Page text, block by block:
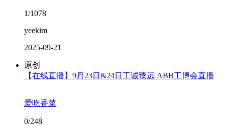
1/1078
yeekim
2025-09-21
原创
【在线直播】9月23日&24日工诚臻远 ABB工博会直播
爱吃香菜
0/248